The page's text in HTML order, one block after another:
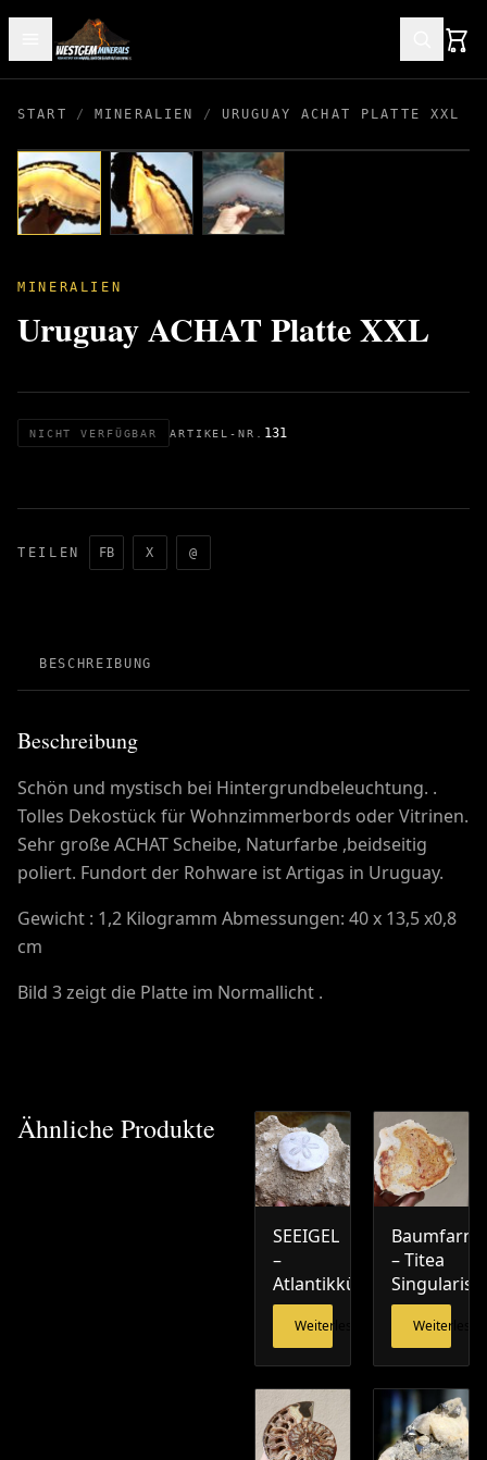
START / MINERALIEN / URUGUAY ACHAT PLATTE XXL
MINERALIEN
Uruguay ACHAT Platte XXL
NICHT VERFÜGBAR ARTIKEL-NR. 131
TEILEN FB X @
BESCHREIBUNG
Beschreibung
Schön und mystisch bei Hintergrundbeleuchtung. .
Tolles Dekostück für Wohnzimmerbords oder Vitrinen.
Sehr große ACHAT Scheibe, Naturfarbe ,beidseitig
poliert. Fundort der Rohware ist Artigas in Uruguay.
Gewicht : 1,2 Kilogramm Abmessungen: 40 x 13,5 x0,8
cm
Bild 3 zeigt die Platte im Normallicht .
Ähnliche Produkte
SEEIGEL
–
Atlantikküste
Weiterlesen
Baumfarn
– Titea
Singularis
Weiterlesen